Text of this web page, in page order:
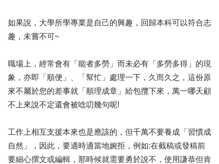
如果說，大學所學專業是自己的興趣，回歸本科可以符合志
趣，未嘗不可~
職場上，經常會有「能者多勞」而未必有「多勞多得」的現
象，亦即「順便」、「幫忙」處理一下，久而久之，這份原
來不屬於您的差事就「順理成章」給包攬下來，萬一哪天顧
不上來說不定還會被唸叨幾句呢!
工作上相互支援本來也是應該的，但千萬不要養成「習慣成
自然」，因此，要適時適當地婉拒，例如:在截稿或發稿前
要細心撰文或編輯，那時候就需要勇於說不，使用謙恭但肯